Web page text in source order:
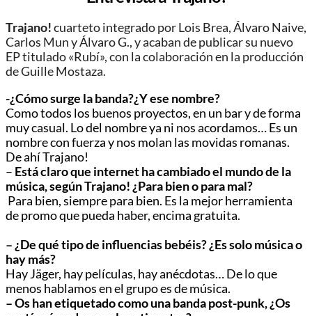
Trajano!cuarteto integrado por Lois Brea, Álvaro Naive,
Carlos Mun y Álvaro G., y acaban de publicar su nuevo
EP titulado «Rubí», con la colaboración en la producción
de Guille Mostaza.
-¿Cómo surge la banda?¿Y ese nombre?
Como todos los buenos proyectos, en un bar y de forma
muy casual. Lo del nombre ya ni nos acordamos… Es un
nombre con fuerza y nos molan las movidas romanas.
De ahí Trajano!
– Está claro que internet ha cambiado el mundo de la
música, según Trajano! ¿Para bien o para mal?
Para bien, siempre para bien. Es la mejor herramienta
de promo que pueda haber, encima gratuita.
– ¿De qué tipo de influencias bebéis? ¿Es solo música o
hay más?
Hay Jäger, hay películas, hay anécdotas… De lo que
menos hablamos en el grupo es de música.
– Os han etiquetado como una banda post-punk, ¿Os